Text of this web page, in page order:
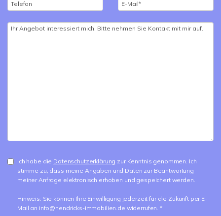
Ich habe die Datenschutzerklärung zur Kenntnis genommen. Ich
stimme zu, dass meine Angaben und Daten zur Beantwortung
meiner Anfrage elektronisch erhoben und gespeichert werden.
Hinweis: Sie können Ihre Einwilligung jederzeit für die Zukunft per E-
Mail an info@hendricks-immobilien.de widerrufen. *